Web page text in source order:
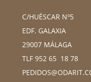
C/HUÉSCAR Nº5
EDF. GALAXIA
29007 MÁLAGA
TLF 952 65 18 78